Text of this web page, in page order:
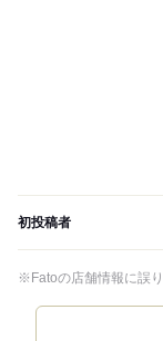
初投稿者
※Fatoの店舗情報に誤